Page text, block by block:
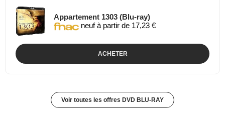
Appartement 1303 (Blu-ray)
neuf à partir de 17,23 €
ACHETER
Voir toutes les offres DVD BLU-RAY